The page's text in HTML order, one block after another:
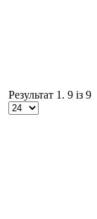
Результат 1. 9 із 9